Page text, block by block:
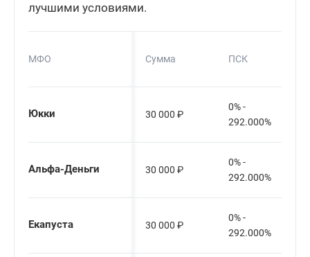
лучшими условиями.
МФО Сумма ПСК
Юкки 30 000 ₽
0% -
292.000%
Альфа-Деньги 30 000 ₽
0% -
292.000%
Екапуста 30 000 ₽
0% -
292.000%